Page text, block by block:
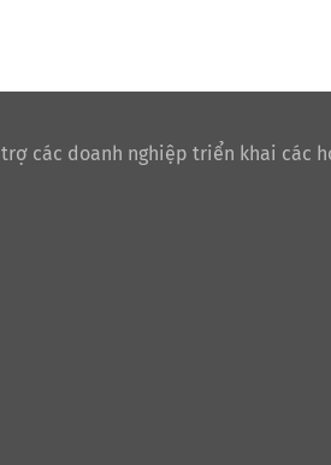
các doanh nghiệp triển khai các